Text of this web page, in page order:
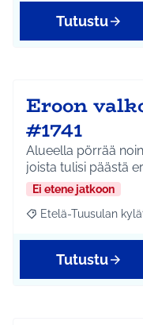
Tutustu
Eroon
#1741
Alueella pörrää
Ei etene jatkoon
Rajaa tulokset
Etelä-Tuusulan
Tutustu